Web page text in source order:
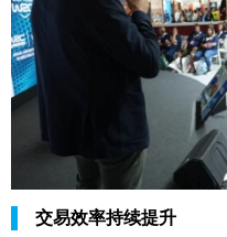
交易效率持续提升